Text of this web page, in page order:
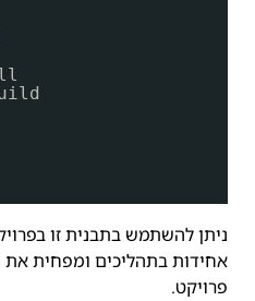
ניתן להשתמש בתבנית זו
אחידות בתהליכים ומפחית
פרויקט.